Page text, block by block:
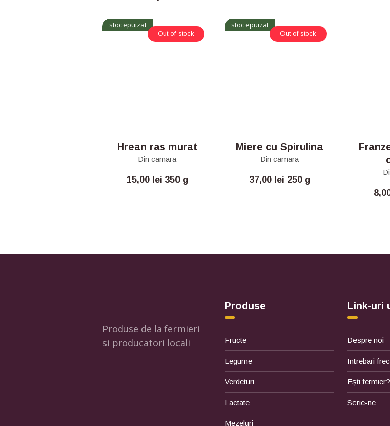
stoc epuizat
Out of stock
Hrean ras murat
Din camara
15,00 lei 350 g
stoc epuizat
Out of stock
Miere cu Spirulina
Din camara
37,00 lei 250 g
Produse de la fermieri
si producatori locali
Produse
Fructe
Legume
Verdeturi
Lactate
Mezeluri
Link-uri
Despre noi
Intrebari
Ești fermier?
Scrie-ne